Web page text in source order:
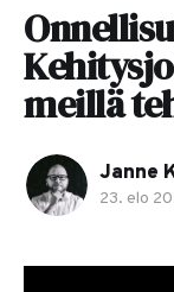
meillä
Janne
23. elo